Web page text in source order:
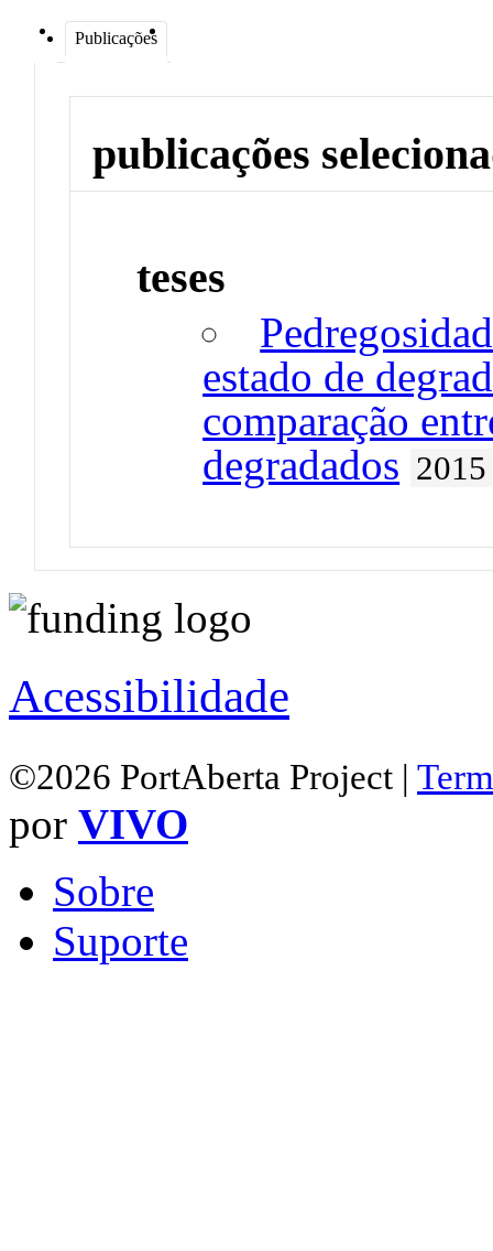
Publicações
publicações
teses
estado de
comparação
degradados 2015
Acessibilidade
©2026 PortAberta Project |
por VIVO
Sobre
Suporte